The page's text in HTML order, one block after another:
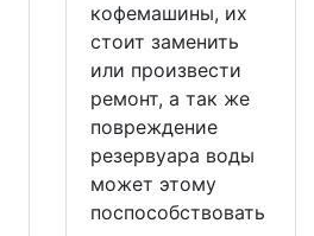
кофемашины, их
стоит заменить
или произвести
ремонт, а так же
повреждение
резервуара воды
может этому
поспособствовать